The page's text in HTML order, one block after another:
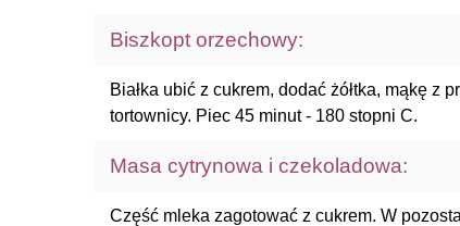
Biszkopt orzechowy:
Białka ubić z cukrem, dodać żółtka, mąkę z
tortownicy. Piec 45 minut - 180 stopni C.
Masa cytrynowa i czekoladowa:
Część mleka zagotować z cukrem. W